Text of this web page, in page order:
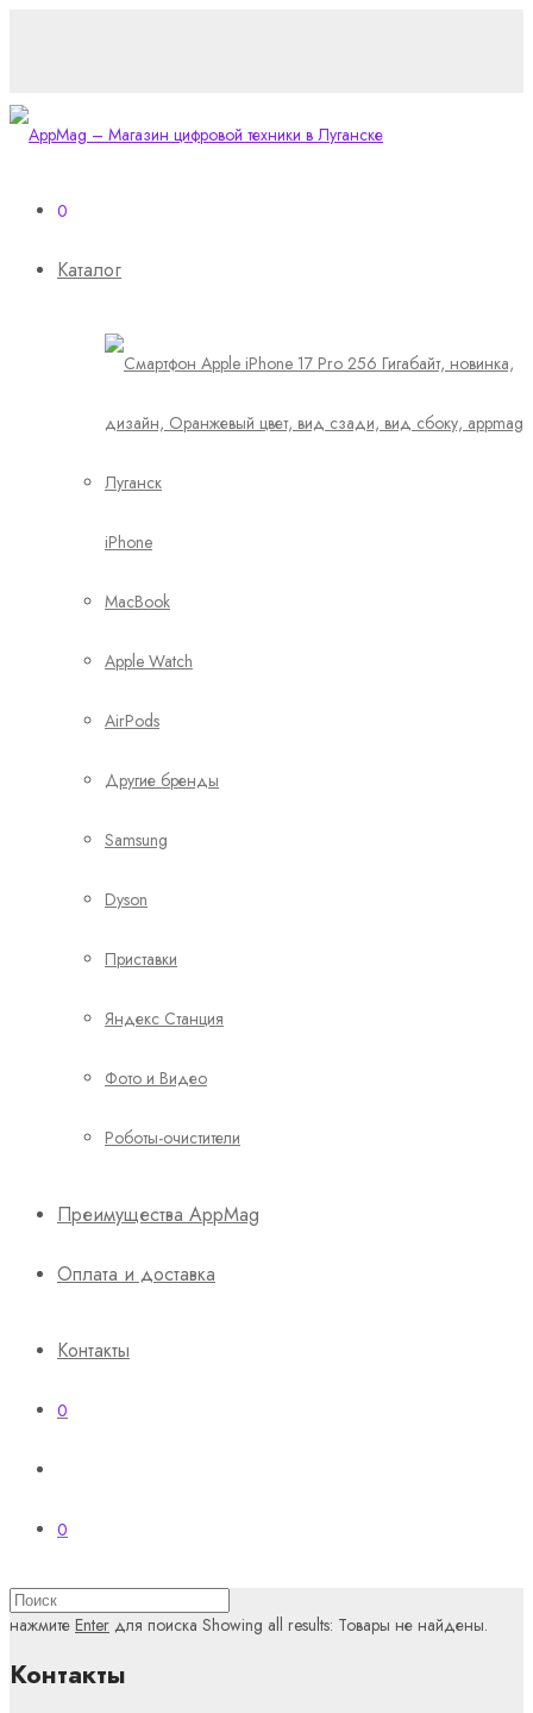
0
Каталог
iPhone
MacBook
Apple Watch
AirPods
Другие бренды
Samsung
Dyson
Приставки
Яндекс Станция
Фото и Видео
Роботы-очистители
Преимущества AppMag
Оплата и доставка
Контакты
0
0
нажмите Enter для поиска Showing all results: Товары не найдены.
Контакты